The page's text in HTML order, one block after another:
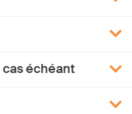
échéant